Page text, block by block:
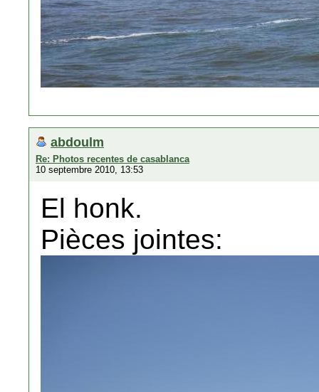
abdoulm
Re: Photos recentes de casablanca
10 septembre 2010, 13:53
El honk.
Pièces jointes: